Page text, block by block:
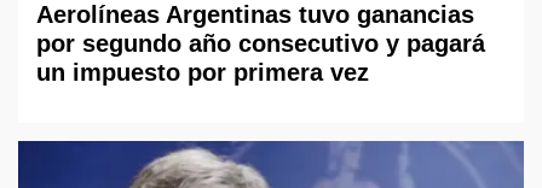
Aerolíneas Argentinas tuvo ganancias
por segundo año consecutivo y pagará
un impuesto por primera vez